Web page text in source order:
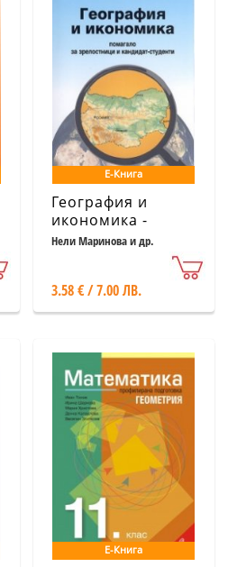
Е-Книга
География и
икономика -
помагало за
кандидат-студенти
Нели Маринова и др.
3.58 € / 7.00 ЛВ.
Е-Книга